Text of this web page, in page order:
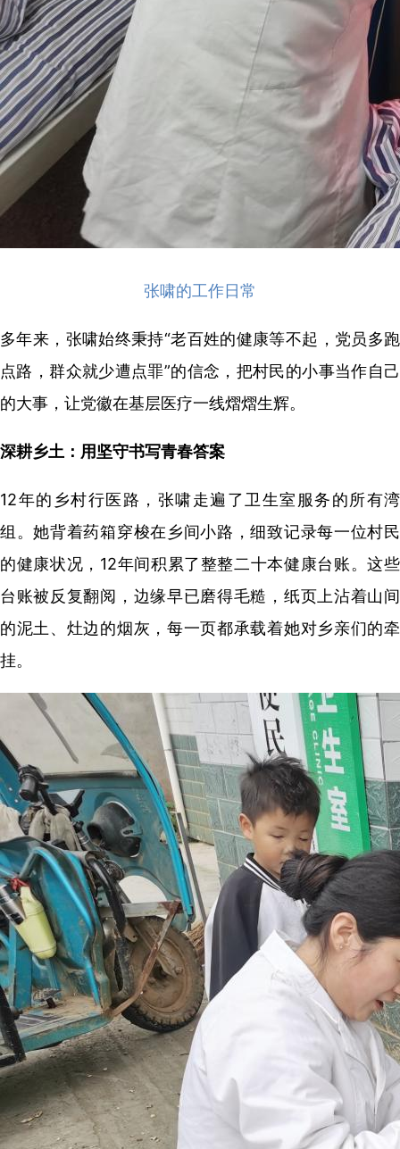
张啸的工作日常
多年来，张啸始终秉持“老百姓的健康等不起，党员多跑
点路，群众就少遭点罪”的信念，把村民的小事当作自己
的大事，让党徽在基层医疗一线熠熠生辉。
深耕乡土：用坚守书写青春答案
12年的乡村行医路，张啸走遍了卫生室服务的所有湾
组。她背着药箱穿梭在乡间小路，细致记录每一位村民
的健康状况，12年间积累了整整二十本健康台账。这些
台账被反复翻阅，边缘早已磨得毛糙，纸页上沾着山间
的泥土、灶边的烟灰，每一页都承载着她对乡亲们的牵
挂。